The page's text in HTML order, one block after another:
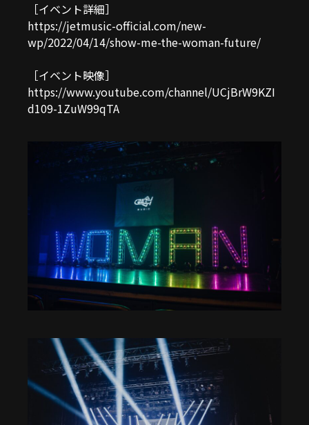
［イベント詳細］
https://jetmusic-official.com/new-
wp/2022/04/14/show-me-the-woman-future/
［イベント映像］
https://www.youtube.com/channel/UCjBrW9KZI
d109-1ZuW99qTA